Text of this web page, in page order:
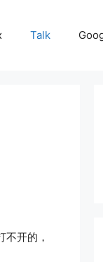
Talk
开的，